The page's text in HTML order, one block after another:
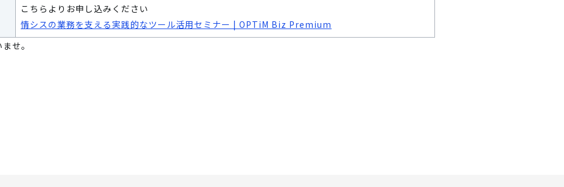
こちらよりお申し込みください
情シスの業務を支える実践的なツール活用セミナー | OPTiM Biz Premium
せ。